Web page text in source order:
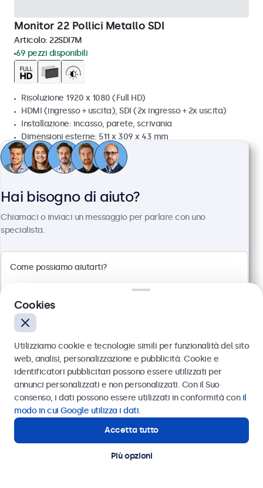
Monitor 22 Pollici Metallo SDI
Articolo: 22SDI7M
69 pezzi disponibili
Risoluzione 1920 x 1080 (Full HD)
HDMI (ingresso + uscita), SDI (2x ingresso + 2x uscita)
Installazione: incasso, parete, scrivania
Dimensioni esterne: 511 x 309 x 43 mm
€ 799,00
€ 974,78 IVA incl.
Visualizza
Monitor 24 Pollici Metallo
Articolo:24HD7M
100+ pezzi disponibili
Risoluzione 1920 x 1080 (Full HD)
Hai bisogno di aiuto?
Chiamaci o inviaci un messaggio per parlare con uno
specialista.
Inviare
Oppure chiamaci al
Contatta i nostri esperti
Cookies
Utilizziamo cookie e tecnologie simili per funzionalità del sito
web, analisi, personalizzazione e pubblicità. Cookie e
identificatori pubblicitari possono essere utilizzati per
annunci personalizzati e non personalizzati. Con il Suo
consenso, i dati possono essere utilizzati in conformità con il
modo in cui Google utilizza i dati.
Accetta tutto
Più opzioni